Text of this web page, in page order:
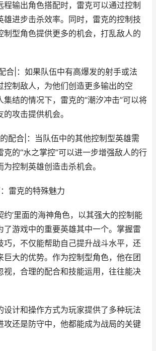
程输出角色搭配时，雷克可以通过控制
雄进步击杀效率。同时，雷克的控制技
制型角色提供更多的机会，打乱敌人的
合|：如果队伍中有高爆发的射手或法
控制敌人，为他们创造更多输出的空
集结的情况下，雷克的“潮汐冲击”可以将
攻击提供机会。
配合|：当队伍中的其他控制型英雄需
克的“水之掌控”可以进一步增强敌人的行
控制英雄创造击杀机会。
雷克的特殊魅力
约’里面的海神角色，以其强大的控制能
了游戏中的重要英雄其中一个。掌握雷
巧，不仅能帮助自己提升战斗水平，还
巨大的优势。作为控制型角色，他在团
视，合理的配合和技能运用，往往能决
设计和操作方式为玩家提供了多种玩法
攻还是防守中，他都能成为战局的关键